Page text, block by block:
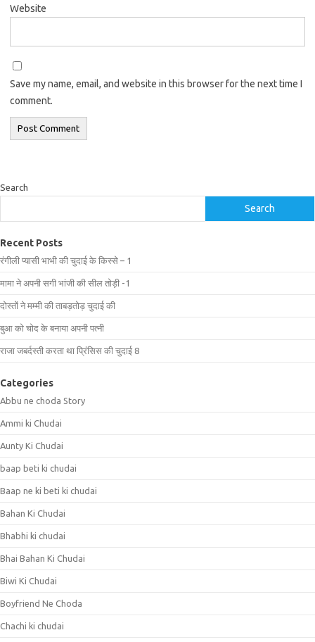
Website
Save my name, email, and website in this browser for the next time I
comment.
Search
Search
Recent Posts
रंगीली प्यासी भाभी की चुदाई के किस्से – 1
मामा ने अपनी सगी भांजी की सील तोड़ी -1
दोस्तों ने मम्मी की ताबड़तोड़ चुदाई की
बुआ को चोद के बनाया अपनी पत्नी
राजा जबर्दस्ती करता था प्रिंसिस की चुदाई 8
Categories
Abbu ne choda Story
Ammi ki Chudai
Aunty Ki Chudai
baap beti ki chudai
Baap ne ki beti ki chudai
Bahan Ki Chudai
Bhabhi ki chudai
Bhai Bahan Ki Chudai
Biwi Ki Chudai
Boyfriend Ne Choda
Chachi ki chudai